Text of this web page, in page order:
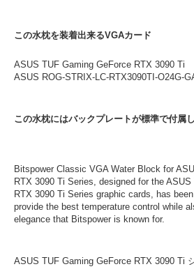
この水枕を装着出来るVGAカード
ASUS TUF Gaming GeForce RTX 3090 Ti
ASUS ROG-STRIX-LC-RTX3090TI-O24G-
この水枕にはバックプレートが標準で付属し
Bitspower Classic VGA Water Block for
RTX 3090 Ti Series, designed for the
RTX 3090 Ti Series graphic cards, has
provide the best temperature control while
elegance that Bitspower is known for.
ASUS TUF Gaming GeForce RTX 3090 Ti